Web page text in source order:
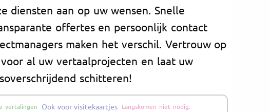
diensten aan op uw wensen. Snelle
offertes en persoonlijk contact
maken het verschil. Vertrouw op
al uw vertaalprojecten en laat uw
schitteren!
vertalingen Ook voor visitekaartjes Langskomen niet nodig.